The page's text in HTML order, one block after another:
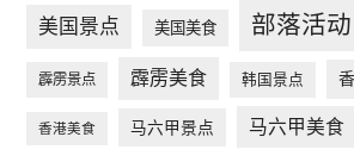
美国景点 美国美食 部落活动
霹雳景点 霹雳美食 韩国景点
香港美食 马六甲景点 马六甲美食